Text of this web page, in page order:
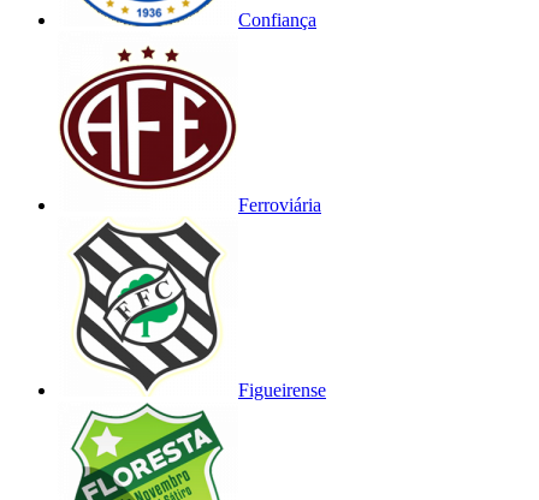
Confiança
Ferroviária
Figueirense